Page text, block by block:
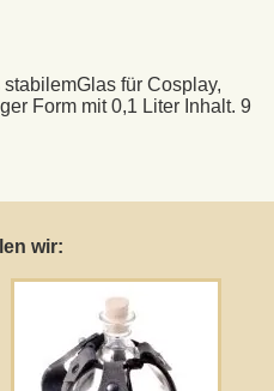
für Cosplay,
Form mit 0,1 Liter Inhalt. 9
wir: